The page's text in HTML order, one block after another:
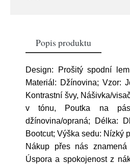
Popis produktu
Design: Prošitý spodní
Materiál: Džínovina; Vzor:
Kontrastní švy, Nášivka/
v tónu, Poutka na
džínovina/opraná; Délka:
Bootcut; Výška sedu: Nízký
Nákup přes nás
Úspora a spokojenost z